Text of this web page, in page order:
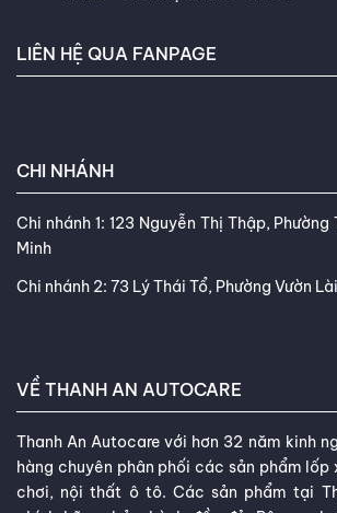
Thời gian hoạt động
Chi nhánh 2: 73 Lý Thái Tổ, Phường Vườn
VỀ THANH AN AUTOCARE